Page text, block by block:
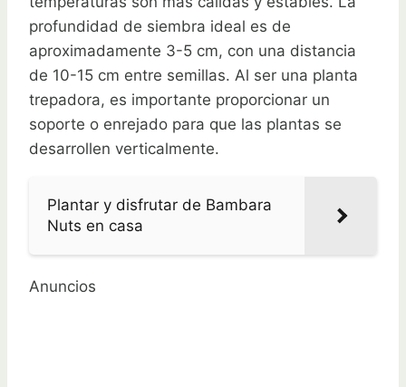
profundidad de siembra ideal es de
aproximadamente 3-5 cm, con una distancia
de 10-15 cm entre semillas. Al ser una planta
trepadora, es importante proporcionar un
soporte o enrejado para que las plantas se
desarrollen verticalmente.
Plantar y disfrutar de Bambara
Nuts en casa
Anuncios